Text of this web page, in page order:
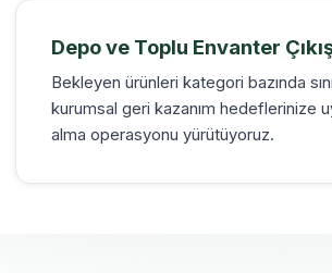
Depo ve Toplu Envanter
Bekleyen ürünleri kategori bazında
kurumsal geri kazanım hedeflerinize
alma operasyonu yürütüyoruz.